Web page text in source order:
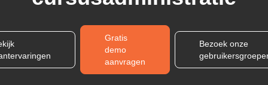
Gratis
demo
aanvragen
Bezoek onze